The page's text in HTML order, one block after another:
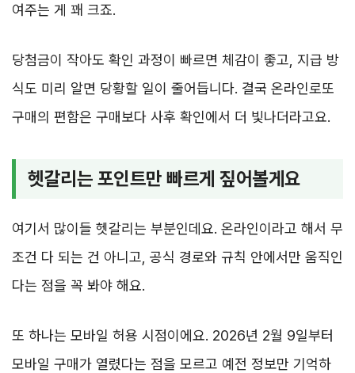
여주는 게 꽤 크죠.
당첨금이 작아도 확인 과정이 빠르면 체감이 좋고, 지급 방
식도 미리 알면 당황할 일이 줄어듭니다. 결국 온라인로또
구매의 편함은 구매보다 사후 확인에서 더 빛나더라고요.
헷갈리는 포인트만 빠르게 짚어볼게요
여기서 많이들 헷갈리는 부분인데요. 온라인이라고 해서 무
조건 다 되는 건 아니고, 공식 경로와 규칙 안에서만 움직인
다는 점을 꼭 봐야 해요.
또 하나는 모바일 허용 시점이에요. 2026년 2월 9일부터
모바일 구매가 열렸다는 점을 모르고 예전 정보만 기억하